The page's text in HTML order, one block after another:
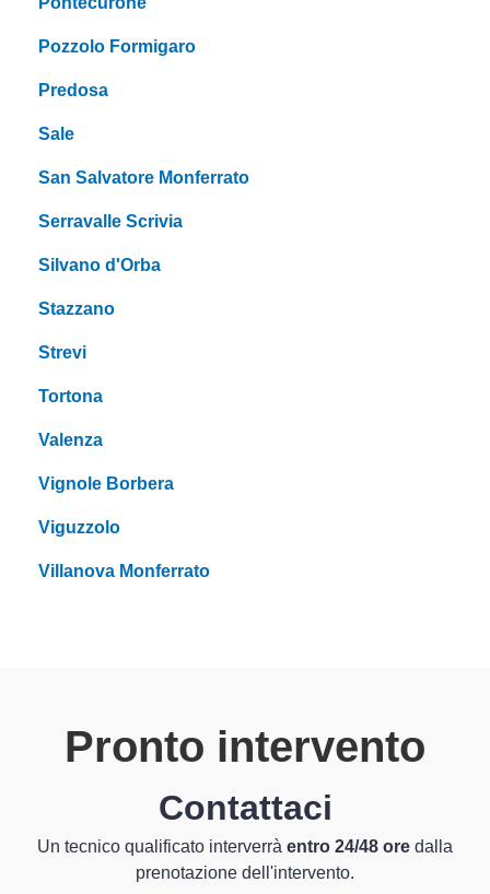
Pozzolo Formigaro
Predosa
Sale
San Salvatore Monferrato
Serravalle Scrivia
Silvano d'Orba
Stazzano
Strevi
Tortona
Valenza
Vignole Borbera
Viguzzolo
Villanova Monferrato
Pronto intervento
Contattaci
Un tecnico qualificato interverrà entro 24/48 ore dalla
prenotazione dell'intervento.